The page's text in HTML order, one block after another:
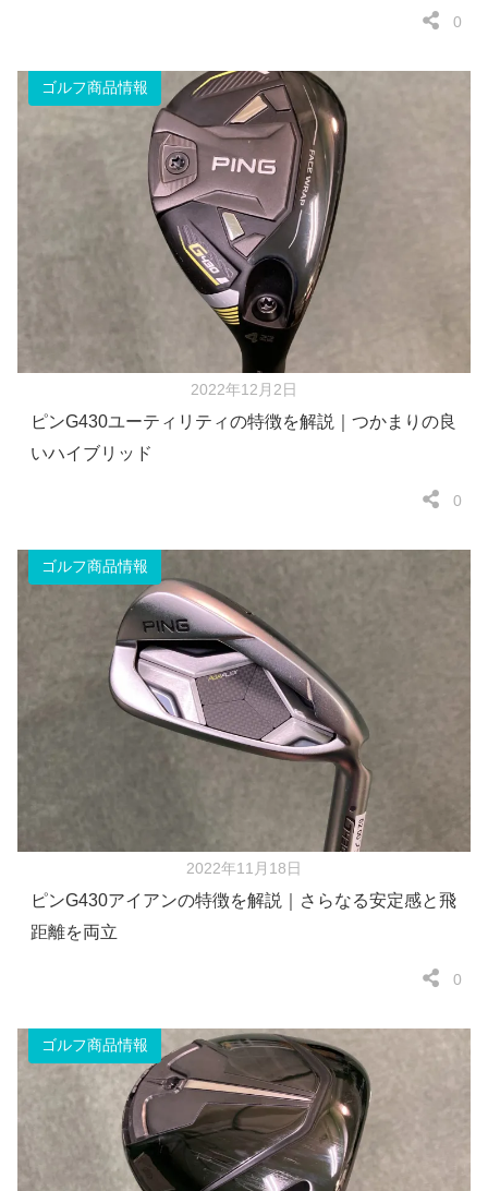
0
ゴルフ商品情報
2022年12月2日
ピンG430ユーティリティの特徴を解説｜つかまりの良
いハイブリッド
0
ゴルフ商品情報
2022年11月18日
ピンG430アイアンの特徴を解説｜さらなる安定感と飛
距離を両立
0
ゴルフ商品情報